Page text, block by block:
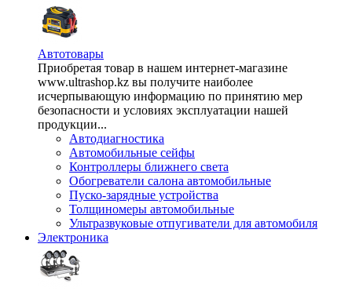
Автотовары
Приобретая товар в нашем интернет-магазине
www.ultrashop.kz вы получите наиболее
исчерпывающую информацию по принятию мер
безопасности и условиях эксплуатации нашей
продукции...
Автодиагностика
Автомобильные сейфы
Контроллеры ближнего света
Обогреватели салона автомобильные
Пуско-зарядные устройства
Толщиномеры автомобильные
Ультразвуковые отпугиватели для автомобиля
Электроника